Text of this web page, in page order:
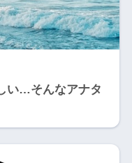
い…そんなアナタ